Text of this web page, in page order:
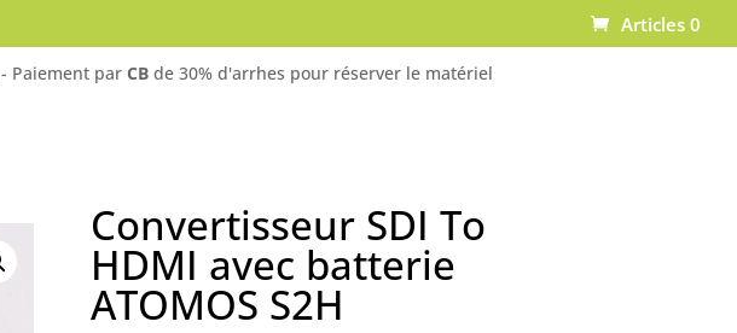
Articles 0
- Paiement par CB de 30% d'arrhes pour réserver le matériel
Convertisseur SDI To
HDMI avec batterie
ATOMOS S2H